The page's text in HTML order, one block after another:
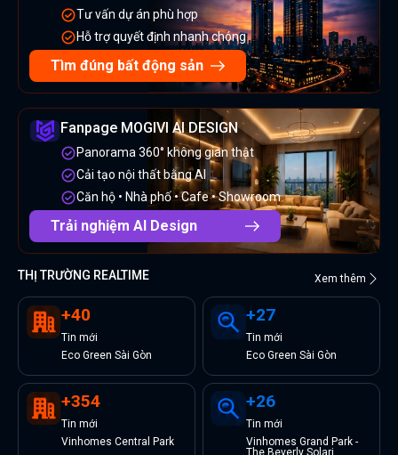
Tư vấn dự án phù hợp
Hỗ trợ quyết định nhanh chóng
Tìm đúng bất động sản
Fanpage MOGIVI AI DESIGN
Panorama 360° không gian thật
Cải tạo nội thất bằng AI
Căn hộ • Nhà phố • Cafe • Showroom
Trải nghiệm AI Design
THỊ TRƯỜNG REALTIME Xem thêm
+40
Tin mới
Eco Green Sài Gòn
+27
Tin mới
Eco Green Sài Gòn
+354
Tin mới
Vinhomes Central Park
+26
Tin mới
Vinhomes Grand Park -
The Beverly Solari